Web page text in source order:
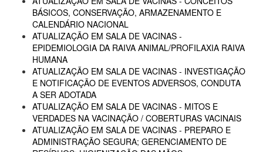
BÁSICOS, CONSERVAÇÃO, ARMAZENAMENTO E
CALENDÁRIO NACIONAL
ATUALIZAÇÃO EM SALA DE VACINAS -
EPIDEMIOLOGIA DA RAIVA ANIMAL/PROFILAXIA RAIVA
HUMANA
ATUALIZAÇÃO EM SALA DE VACINAS - INVESTIGAÇÃO
E NOTIFICAÇÃO DE EVENTOS ADVERSOS, CONDUTA
A SER ADOTADA
ATUALIZAÇÃO EM SALA DE VACINAS - MITOS E
VERDADES NA VACINAÇÃO / COBERTURAS VACINAIS
ATUALIZAÇÃO EM SALA DE VACINAS - PREPARO E
ADMINISTRAÇÃO SEGURA; GERENCIAMENTO DE